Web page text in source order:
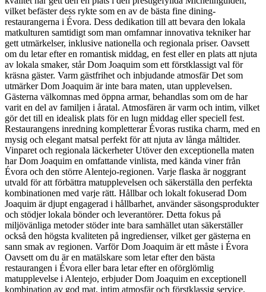
vilket befäster dess rykte som en av de bästa fine dining-
restaurangerna i Évora. Dess dedikation till att bevara den lokala
matkulturen samtidigt som man omfamnar innovativa tekniker har
gett utmärkelser, inklusive nationella och regionala priser. Oavsett
om du letar efter en romantisk middag, en fest eller en plats att njuta
av lokala smaker, står Dom Joaquim som ett förstklassigt val för
kräsna gäster. Varm gästfrihet och inbjudande atmosfär Det som
utmärker Dom Joaquim är inte bara maten, utan upplevelsen.
Gästerna välkomnas med öppna armar, behandlas som om de har
varit en del av familjen i åratal. Atmosfären är varm och intim, vilket
gör det till en idealisk plats för en lugn middag eller speciell fest.
Restaurangens inredning kompletterar Évoras rustika charm, med en
mysig och elegant matsal perfekt för att njuta av långa måltider.
Vinparet och regionala läckerheter Utöver den exceptionella maten
har Dom Joaquim en omfattande vinlista, med kända viner från
Évora och den större Alentejo-regionen. Varje flaska är noggrant
utvald för att förbättra matupplevelsen och säkerställa den perfekta
kombinationen med varje rätt. Hållbar och lokalt fokuserad Dom
Joaquim är djupt engagerad i hållbarhet, använder säsongsprodukter
och stödjer lokala bönder och leverantörer. Detta fokus på
miljövänliga metoder stöder inte bara samhället utan säkerställer
också den högsta kvaliteten på ingredienser, vilket ger gästerna en
sann smak av regionen. Varför Dom Joaquim är ett måste i Évora
Oavsett om du är en matälskare som letar efter den bästa
restaurangen i Évora eller bara letar efter en oförglömlig
matupplevelse i Alentejo, erbjuder Dom Joaquim en exceptionell
kombination av god mat, intim atmosfär och förstklassig service.